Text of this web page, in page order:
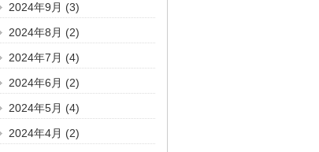
2024年9月 (3)
2024年8月 (2)
2024年7月 (4)
2024年6月 (2)
2024年5月 (4)
2024年4月 (2)